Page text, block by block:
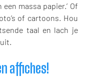
massa papier.’ Of
of cartoons. Hou
taal en lach je
affiches!